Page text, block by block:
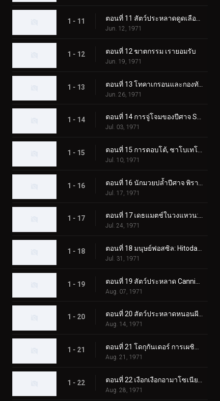
1 - 11
Jun. 12, 1971
1 - 12 ตอนที่ 12 ฆาตกรรม เรายอมรับ
Jun. 19, 1971
1 - 13
Jun. 26, 1971
1 - 14 ตอนที่ 14 การจู่โจมของปีศาจ Sabotegron
Jul. 03, 1971
1 - 15
Jul. 10, 1971
1 - 16
Jul. 17, 1971
1 - 17 ตอนที่ 17 เดธแมตช์ในวงแหวน: พ่ายแพ้! พิราซอรัส
Jul. 24, 1971
1 - 18
Jul. 31, 1971
1 - 19
Aug. 07, 1971
1 - 20 ตอนที่ 20 สัตว์ประหลาดหนอนผีเสื้อพ่นไฟ: โดกุกันเดอร์
Aug. 14, 1971
1 - 21
Aug. 21, 1971
1 - 22
Aug. 28, 1971